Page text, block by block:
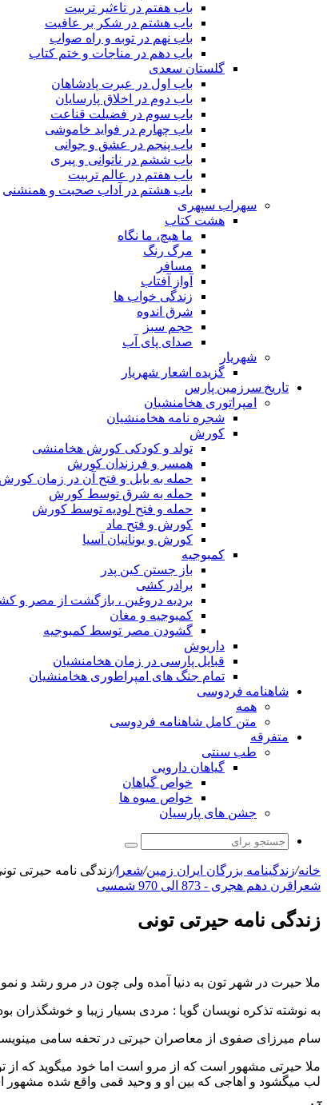
باب هفتم در تاءثیر تربیت
باب هشتم در شکر بر عافیت
باب نهم در توبه و راه صواب
باب دهم در مناجات و ختم کتاب
گلستان سعدی
باب اول در عبرت پادشاهان
باب دوم در اخلاق پارسایان
باب سوم در فضیلت قناعت
باب چهارم در فواید خاموشى
باب پنجم در عشق و جوانى
باب ششم در ناتوانى و پیرى
باب هفتم در عالم تربیت
باب هشتم در آداب صحبت و همنشنى
سهراب سپهری
هشت کتاب
ما هیچ، ما نگاه
مرگ رنگ
مسافر
آواز آفتاب
زندگی خواب ها
شرق اندوه
حجم سبز
صدای پای آب
شهریار
گزیده اشعار شهریار
تاریخ سرزمین پارس
امپراتوری هخامنشیان
شجره نامه هخامنشیان
کورش
تولد و کودکی کورش هخامنشی
همسر و فرزندان کورش
حمله به بابل و فتح آن در زمان کورش
حمله به شرق توسط کورش
حمله و فتح لودیه توسط کورش
کورش و فتح ماد
کورش و یونانیان آسیا
کمبوجیه
باز جستن کین پدر
برادر کشی
بردیه دروغین ، بازگشت از مصر و
کمبوجیه و مغان
گشودن مصر توسط کمبوجیه
داریوش
قبایل پارسی در زمان هخامنشیان
تمام جنگ های امپراطوری هخامنشیان
شاهنامه فردوسی
همه
متن کامل شاهنامه فردوسی
متفرقه
طب سنتی
گیاهان دارویی
خواص گیاهان
خواص میوه ها
جشن های پارسیان
جستجو
برای
خانه/زندگینامه بزرگان ایران زمین/شعرا/زندگی نامه حیرتی
شعرا قرن دهم هجری - 873 الی 970 شمسی
زندگی نامه حیرتی تونی
ملا حیرت در شهر تون به دنیا آمده ولی چون در مرو رشد و
به نوشته تذکره نویسان گویا : مردی بسیار زیبا و خوشگذران
سام میرزای صفوی از معاصران حیرتی در تحفه سامی
ملا حیرتی مشهور است که از مرو است اما خود میگوید که از
لب میگشود و اهاجی که بین او و وحید قمی واقع شده